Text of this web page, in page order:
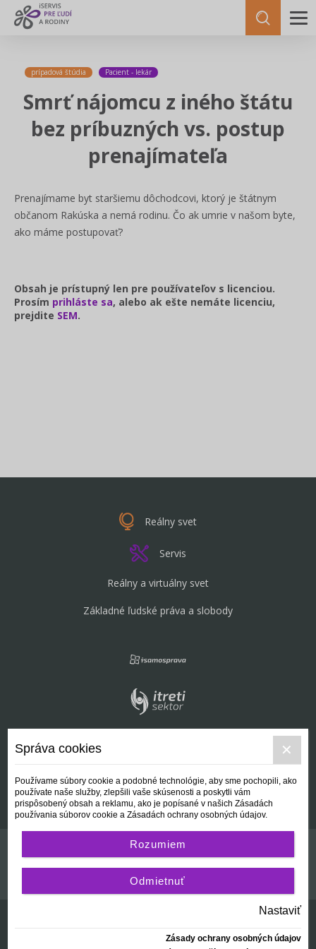
prípadová štúdia Pacient - lekár
Smrť nájomcu z iného štátu
bez príbuzných vs. postup
prenajímateľa
Prenajímame byt staršiemu dôchodcovi, ktorý je štátnym
občanom Rakúska a nemá rodinu. Čo ak umrie v našom byte,
ako máme postupovať?
Obsah je prístupný len pre používateľov s licenciou.
Prosím prihláste sa, alebo ak ešte nemáte licenciu,
prejdite SEM.
Reálny svet
Servis
Reálny a virtuálny svet
Základné ľudské práva a slobody
Kontakt
Všeobecné podmienky
Správa cookies
Používame súbory cookie a podobné technológie, aby sme pochopili, ako
používate naše služby, zlepšili vaše skúsenosti a poskytli vám
prispôsobený obsah a reklamu, ako je popísané v našich Zásadách
používania súborov cookie a Zásadách ochrany osobných údajov.
Rozumiem
Odmietnuť
Nastaviť
Zásady ochrany osobných údajov